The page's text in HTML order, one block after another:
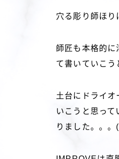
穴る彫り師ほり
師匠も本格的に
て書いていこう
土台にドライ
いこうと思っ
りました。。